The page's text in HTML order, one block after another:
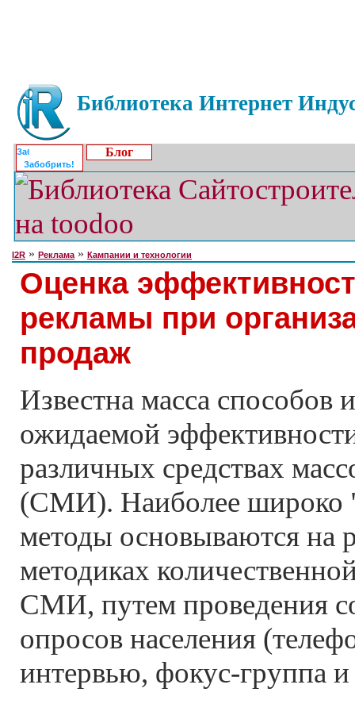
Библиотека Интернет
Забобрить!
Блог
I2R » Реклама » Кампании и технологии
Оценка
рекламы при
продаж
Известна масса способов
ожидаемой
различных средствах
(СМИ). Наиболее широко
методы основываются на
методиках
СМИ, путем проведения
опросов населения
интервью, фокус-группа и